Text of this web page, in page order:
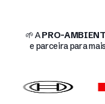
🌱 APRO-
e parceira para